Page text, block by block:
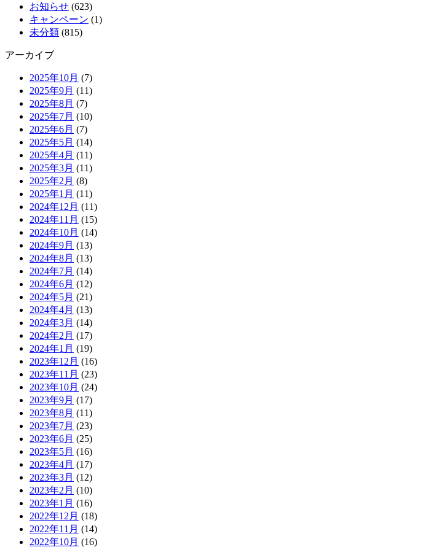
お知らせ (623)
キャンペーン (1)
未分類 (815)
アーカイブ
2025年10月 (7)
2025年9月 (11)
2025年8月 (7)
2025年7月 (10)
2025年6月 (7)
2025年5月 (14)
2025年4月 (11)
2025年3月 (11)
2025年2月 (8)
2025年1月 (11)
2024年12月 (11)
2024年11月 (15)
2024年10月 (14)
2024年9月 (13)
2024年8月 (13)
2024年7月 (14)
2024年6月 (12)
2024年5月 (21)
2024年4月 (13)
2024年3月 (14)
2024年2月 (17)
2024年1月 (19)
2023年12月 (16)
2023年11月 (23)
2023年10月 (24)
2023年9月 (17)
2023年8月 (11)
2023年7月 (23)
2023年6月 (25)
2023年5月 (16)
2023年4月 (17)
2023年3月 (12)
2023年2月 (10)
2023年1月 (16)
2022年12月 (18)
2022年11月 (14)
2022年10月 (16)